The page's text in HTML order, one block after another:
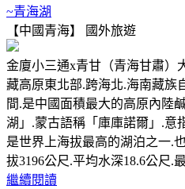
~青海湖
【中國青海】
國外旅遊
金廈小三通x青甘（青海甘肅）
藏高原東北部.跨海北.海南藏族
間.是中國面積最大的高原內陸
湖」.蒙古語稱「庫庫諾爾」.意
是世界上海拔最高的湖泊之一.
拔3196公尺.平均水深18.6公尺.
繼續閱讀